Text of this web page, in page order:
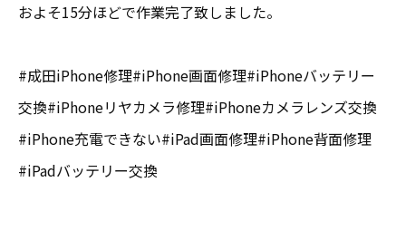
およそ15分ほどで作業完了致しました。
#成田iPhone修理#iPhone画面修理#iPhoneバッテリー
交換#iPhoneリヤカメラ修理#iPhoneカメラレンズ交換
#iPhone充電できない#iPad画面修理#iPhone背面修理
#iPadバッテリー交換